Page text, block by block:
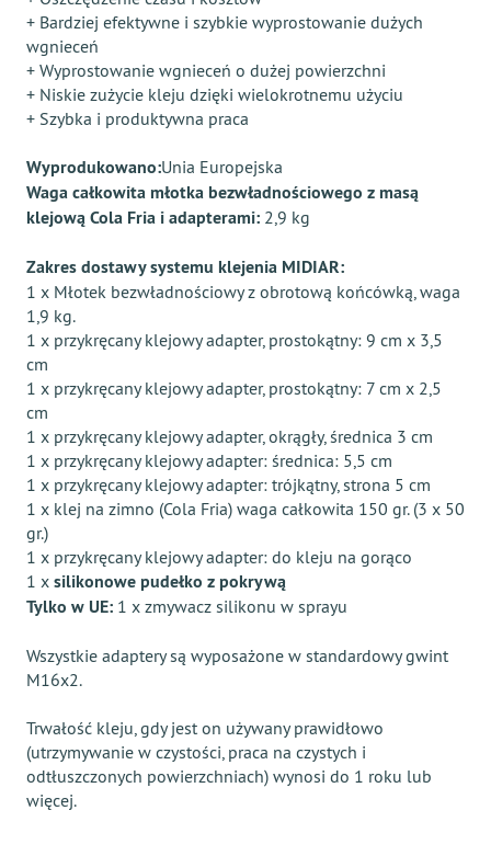
+ Bardziej efektywne i szybkie wyprostowanie dużych
wgnieceń
+ Wyprostowanie wgnieceń o dużej powierzchni
+ Niskie zużycie kleju dzięki wielokrotnemu użyciu
+ Szybka i produktywna praca
Wyprodukowano:Unia Europejska
Waga całkowita młotka bezwładnościowego z masą
klejową Cola Fria i adapterami: 2,9 kg
Zakres dostawy systemu klejenia MIDIAR:
1 x Młotek bezwładnościowy z obrotową końcówką, waga
1,9 kg.
1 x przykręcany klejowy adapter, prostokątny: 9 cm x 3,5
cm
1 x przykręcany klejowy adapter, prostokątny: 7 cm x 2,5
cm
1 x przykręcany klejowy adapter, okrągły, średnica 3 cm
1 x przykręcany klejowy adapter: średnica: 5,5 cm
1 x przykręcany klejowy adapter: trójkątny, strona 5 cm
1 x klej na zimno (Cola Fria) waga całkowita 150 gr. (3 x 50
gr.)
1 х przykręcany klejowy adapter: do kleju na gorąco
1 x silikonowe pudełko z pokrywą
Tylko w UE: 1 x zmywacz silikonu w sprayu
Wszystkie adaptery są wyposażone w standardowy gwint
M16x2.
Trwałość kleju, gdy jest on używany prawidłowo
(utrzymywanie w czystości, praca na czystych i
odtłuszczonych powierzchniach) wynosi do 1 roku lub
więcej.